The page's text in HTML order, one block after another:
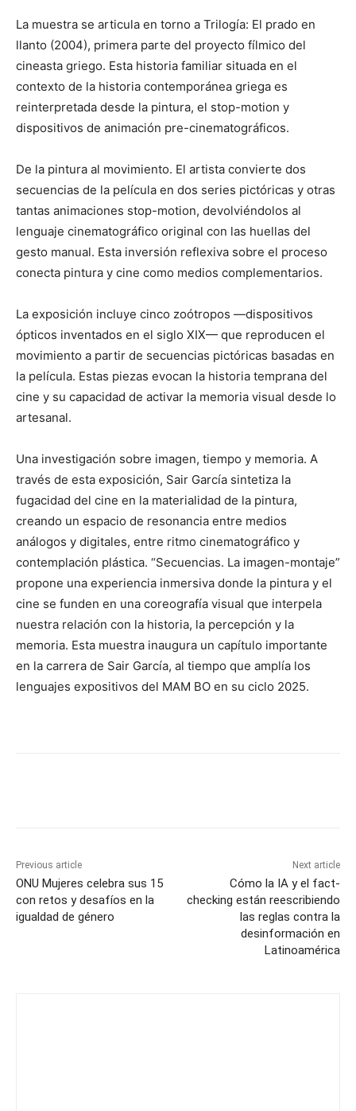
La muestra se articula en torno a Trilogía: El prado en
llanto (2004), primera parte del proyecto fílmico del
cineasta griego. Esta historia familiar situada en el
contexto de la historia contemporánea griega es
reinterpretada desde la pintura, el stop-motion y
dispositivos de animación pre-cinematográficos.
De la pintura al movimiento. El artista convierte dos
secuencias de la película en dos series pictóricas y otras
tantas animaciones stop-motion, devolviéndolos al
lenguaje cinematográfico original con las huellas del
gesto manual. Esta inversión reflexiva sobre el proceso
conecta pintura y cine como medios complementarios.
La exposición incluye cinco zoótropos —dispositivos
ópticos inventados en el siglo XIX— que reproducen el
movimiento a partir de secuencias pictóricas basadas en
la película. Estas piezas evocan la historia temprana del
cine y su capacidad de activar la memoria visual desde lo
artesanal.
Una investigación sobre imagen, tiempo y memoria. A
través de esta exposición, Sair García sintetiza la
fugacidad del cine en la materialidad de la pintura,
creando un espacio de resonancia entre medios
análogos y digitales, entre ritmo cinematográfico y
contemplación plástica. “Secuencias. La imagen-montaje”
propone una experiencia inmersiva donde la pintura y el
cine se funden en una coreografía visual que interpela
nuestra relación con la historia, la percepción y la
memoria. Esta muestra inaugura un capítulo importante
en la carrera de Sair García, al tiempo que amplía los
lenguajes expositivos del MAM BO en su ciclo 2025.
Previous article
ONU Mujeres celebra sus 15
con retos y desafíos en la
igualdad de género
Next article
Cómo la IA y el fact-
checking están reescribiendo
las reglas contra la
desinformación en
Latinoamérica